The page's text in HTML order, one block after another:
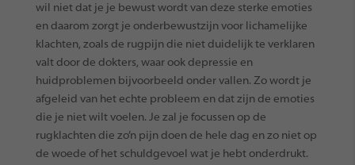
wil niet dat je je bewust wordt van deze sterke emoties
en daarom zorgt je onderbewustzijn voor lichamelijke
klachten, zoals de rugpijn die niet duidelijk te verklaren
valt door de dokters, waar ook depressie en
huidproblemen bijvoorbeeld onder vallen. Zo wordt je
afgeleid van het echte probleem en dat zijn de emoties
die je niet wilt voelen. Je zal je focussen op de
rugklachten die zo’n pijn doen de hele dag en zo niet op
de woede of het schuldgevoel wat je hebt onderdrukt.